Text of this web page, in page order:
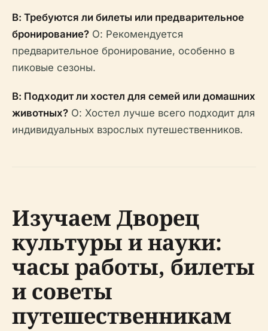
В: Требуются ли билеты или предварительное
бронирование? О: Рекомендуется
предварительное бронирование, особенно в
пиковые сезоны.
В: Подходит ли хостел для семей или домашних
животных? О: Хостел лучше всего подходит для
индивидуальных взрослых путешественников.
Изучаем Дворец
культуры и науки:
часы работы, билеты
и советы
путешественникам